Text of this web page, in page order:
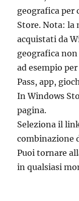
geografica per
Store. Nota: la
acquistati da
geografica
ad esempio
Pass, app,
In Windows
pagina.
Seleziona il
combinazione
Puoi tornare
in qualsiasi